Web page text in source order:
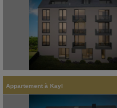
Appartement à Kayl